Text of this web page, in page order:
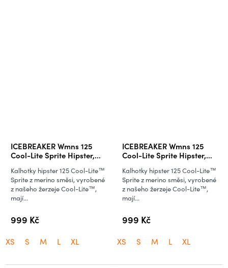
ICEBREAKER Wmns 125
Cool-Lite Sprite Hipster,
Gritstone Heather
999 Kč
Kalhotky hipster 125 Cool-Lite™
Sprite z merino směsi, vyrobené
z našeho žerzeje Cool-Lite™,
mají...
XS S M L XL
ICEBREAKER Wmns 125
Cool-Lite Sprite Hipster,
999 Kč
Kalhotky hipster 125 Cool-Lite™
Sprite z merino směsi, vyrobené
z našeho žerzeje Cool-Lite™,
mají...
XS S M L XL